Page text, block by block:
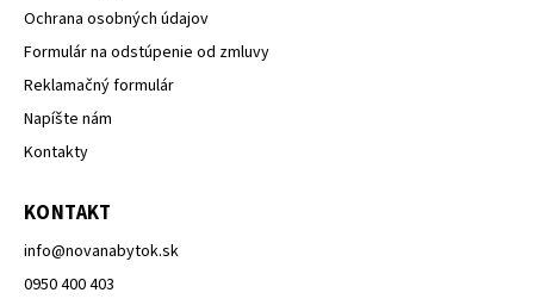
Ochrana osobných údajov
Formulár na odstúpenie od zmluvy
Reklamačný formulár
Napíšte nám
Kontakty
KONTAKT
info@novanabytok.sk
0950 400 403